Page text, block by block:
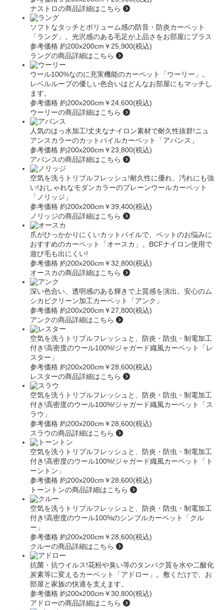
ナストロの商品詳細はこちら
ソフトなタッチとボリューム感の防音・防炎カーペット
「ラング」
。光沢感のある毛足が上品さをお部屋にプラス
参考価格 約200x200cm ￥25,900(税込)
ラングの商品詳細はこちら
ウール100%なのに充実機能のカーペット 「ウーリー」
。
レベルループの優しい色合いはどんなお部屋にもマッチし
ます。
参考価格 約200x200cm ￥24,600(税込)
ウーリーの商品詳細はこちら
人気のはっ水加工!丈夫なナイロン素材で耐久性抜群!ニュ
アンスカラーのカットパイルカーペット
「アバンス」
参考価格 約200x200cm ￥23,800(税込)
アバンスの商品詳細はこちら
空気を洗うトリプルフレッシュ!耐久性に優れ、汚れにも強
い!おしゃれなモダンカラーのプレーンウールカーペット
「ノリッジ」
参考価格 約200x200cm ￥39,400(税込)
ノリッジの商品詳細はこちら
爪がひっかかりにくいカットパイルで、ペットのお悩みに
おすすめのカーペット
「オースカ」
。BCFナイロン使用で
遊び毛も出にくい!
参考価格 約200x200cm ￥32,800(税込)
オースカの商品詳細はこちら
深い色合い、透明感のある輝きで上質感を演出。安心のム
シカビクリーン加工カーペット
「アンク」
参考価格 約200x200cm ￥27,800(税込)
アンクの商品詳細はこちら
空気を洗うトリプルフレッシュと、防炎・防虫・制電加工
付き!高密度のウール100%!ジャガード織風カーペット
「レ
スター」
参考価格 約200x200cm ￥28,600(税込)
レスターの商品詳細はこちら
空気を洗うトリプルフレッシュと、防炎・防虫・制電加工
付き!高密度のウール100%!ジャガード織風カーペット
「ス
ラウ」
参考価格 約200x200cm ￥28,600(税込)
スラウの商品詳細はこちら
空気を洗うトリプルフレッシュと、防炎・防虫・制電加工
付き!高密度のウール100%!ジャガード織風カーペット「ト
ーントン」
参考価格 約200x200cm ￥28,600(税込)
トーントンの商品詳細はこちら
空気を洗うトリプルフレッシュと、防炎・防虫・制電加工
付き!高密度のウール100%のシンプルカーペット「クル
ー」
参考価格 約200x200cm ￥28,600(税込)
クルーの商品詳細はこちら
抗菌・抗ウイルス!花粉や臭い等のタンパク質を水や二酸化
炭素等に変えるカーペット
「アドロー」
。敷くだけで、お
部屋と家族の快適を支えます。
参考価格 約200x200cm ￥30,800(税込)
アドローの商品詳細はこちら